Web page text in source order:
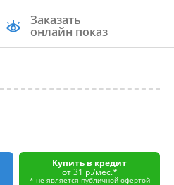
Заказать
онлайн показ
Купить в кредит
от 31 р./мес.*
* не является публичной офертой